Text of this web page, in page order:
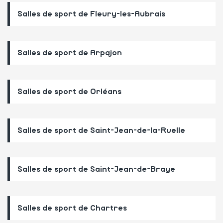
Salles de sport de Fleury-les-Aubrais
Salles de sport de Arpajon
Salles de sport de Orléans
Salles de sport de Saint-Jean-de-la-Ruelle
Salles de sport de Saint-Jean-de-Braye
Salles de sport de Chartres